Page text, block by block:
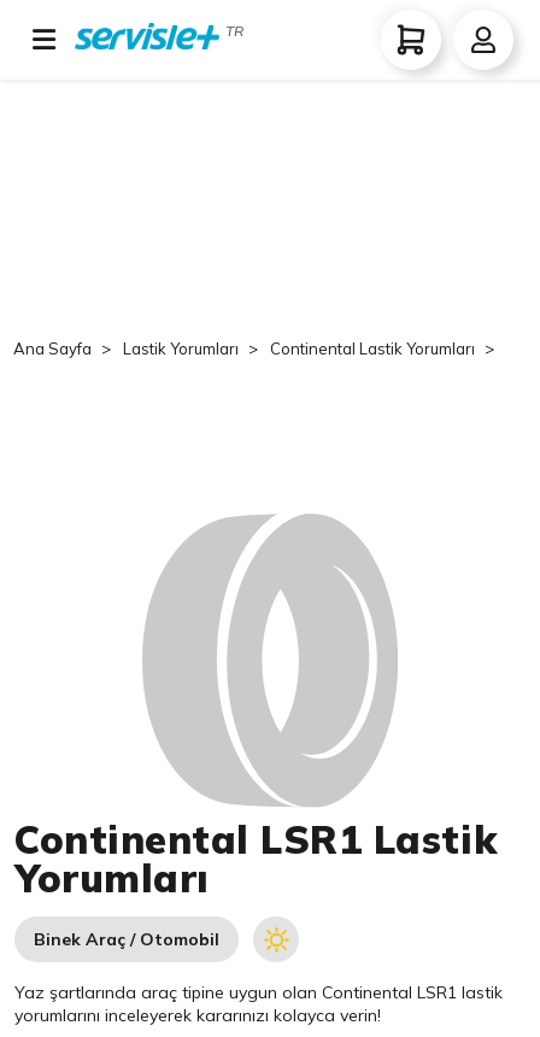
TR
Ana Sayfa Lastik Yorumları Continental Lastik Yorumları
Continental LSR1 Lastik
Yorumları
Binek Araç / Otomobil
Yaz şartlarında araç tipine uygun olanContinental LSR1 lastik
yorumlarını inceleyerek kararınızı kolayca verin!